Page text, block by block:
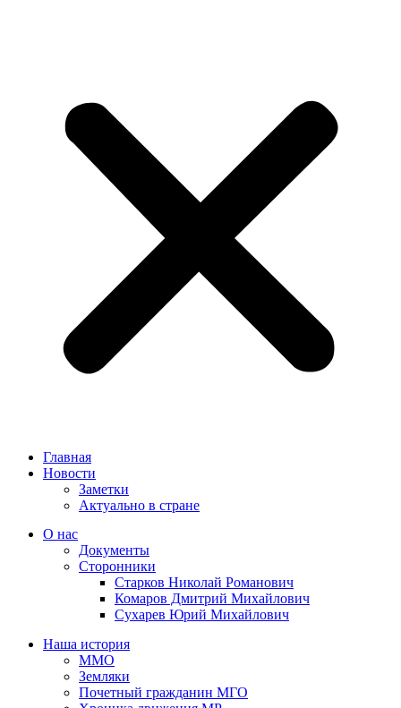
Главная
Новости
Заметки
Актуально в стране
О нас
Документы
Сторонники
Старков Николай Романович
Комаров Дмитрий Михайлович
Сухарев Юрий Михайлович
Наша история
ММО
Земляки
Почетный гражданин МГО